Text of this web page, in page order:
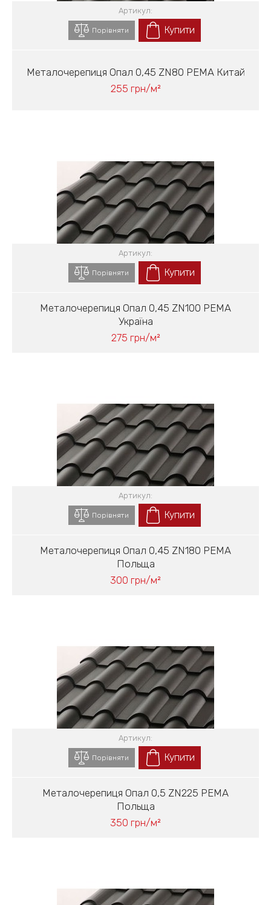
Металочерепиця Опал 0,45 ZN80 PEMA Китай
255 грн/м²
Артикул:
Порівняти Купити
Металочерепиця Опал 0,45 ZN100 PEMA
Україна
275 грн/м²
Артикул:
Порівняти Купити
Металочерепиця Опал 0,45 ZN180 PEMA
Польща
300 грн/м²
Артикул:
Порівняти Купити
Металочерепиця Опал 0,5 ZN225 PEMA
Польща
350 грн/м²
Артикул:
Порівняти Купити